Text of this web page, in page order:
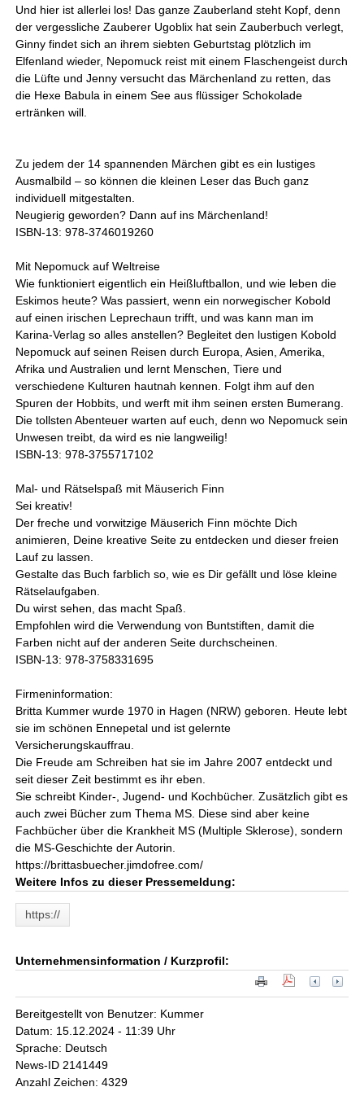
Und hier ist allerlei los! Das ganze Zauberland steht Kopf, denn
der vergessliche Zauberer Ugoblix hat sein Zauberbuch verlegt,
Ginny findet sich an ihrem siebten Geburtstag plötzlich im
Elfenland wieder, Nepomuck reist mit einem Flaschengeist durch
die Lüfte und Jenny versucht das Märchenland zu retten, das
die Hexe Babula in einem See aus flüssiger Schokolade
ertränken will.
Zu jedem der 14 spannenden Märchen gibt es ein lustiges
Ausmalbild – so können die kleinen Leser das Buch ganz
individuell mitgestalten.
Neugierig geworden? Dann auf ins Märchenland!
ISBN-13: 978-3746019260
Mit Nepomuck auf Weltreise
Wie funktioniert eigentlich ein Heißluftballon, und wie leben die
Eskimos heute? Was passiert, wenn ein norwegischer Kobold
auf einen irischen Leprechaun trifft, und was kann man im
Karina-Verlag so alles anstellen? Begleitet den lustigen Kobold
Nepomuck auf seinen Reisen durch Europa, Asien, Amerika,
Afrika und Australien und lernt Menschen, Tiere und
verschiedene Kulturen hautnah kennen. Folgt ihm auf den
Spuren der Hobbits, und werft mit ihm seinen ersten Bumerang.
Die tollsten Abenteuer warten auf euch, denn wo Nepomuck sein
Unwesen treibt, da wird es nie langweilig!
ISBN-13: 978-3755717102
Mal- und Rätselspaß mit Mäuserich Finn
Sei kreativ!
Der freche und vorwitzige Mäuserich Finn möchte Dich
animieren, Deine kreative Seite zu entdecken und dieser freien
Lauf zu lassen.
Gestalte das Buch farblich so, wie es Dir gefällt und löse kleine
Rätselaufgaben.
Du wirst sehen, das macht Spaß.
Empfohlen wird die Verwendung von Buntstiften, damit die
Farben nicht auf der anderen Seite durchscheinen.
ISBN-13: 978-3758331695
Firmeninformation:
Britta Kummer wurde 1970 in Hagen (NRW) geboren. Heute lebt
sie im schönen Ennepetal und ist gelernte
Versicherungskauffrau.
Die Freude am Schreiben hat sie im Jahre 2007 entdeckt und
seit dieser Zeit bestimmt es ihr eben.
Sie schreibt Kinder-, Jugend- und Kochbücher. Zusätzlich gibt es
auch zwei Bücher zum Thema MS. Diese sind aber keine
Fachbücher über die Krankheit MS (Multiple Sklerose), sondern
die MS-Geschichte der Autorin.
https://brittasbuecher.jimdofree.com/
Weitere Infos zu dieser Pressemeldung:
https://
Unternehmensinformation / Kurzprofil:
Bereitgestellt von Benutzer: Kummer
Datum: 15.12.2024 - 11:39 Uhr
Sprache: Deutsch
News-ID 2141449
Anzahl Zeichen: 4329